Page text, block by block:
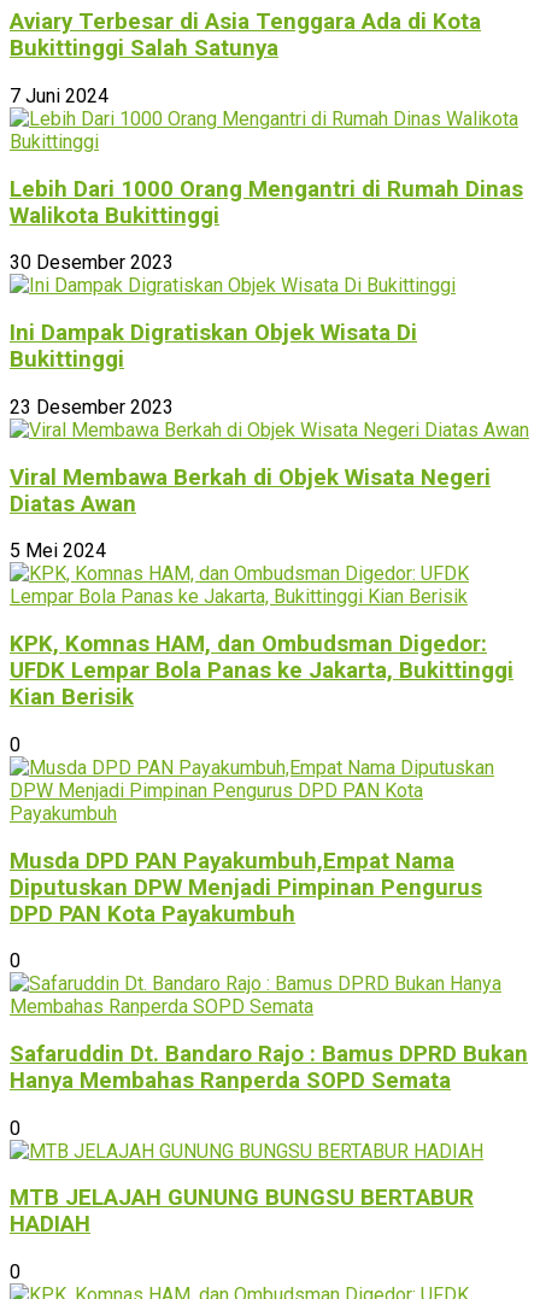
Aviary Terbesar di Asia Tenggara Ada di Kota
Bukittinggi Salah Satunya
7 Juni 2024
Lebih Dari 1000 Orang Mengantri di Rumah Dinas
Walikota Bukittinggi
30 Desember 2023
Ini Dampak Digratiskan Objek Wisata Di
Bukittinggi
23 Desember 2023
Viral Membawa Berkah di Objek Wisata Negeri
Diatas Awan
5 Mei 2024
KPK, Komnas HAM, dan Ombudsman Digedor:
UFDK Lempar Bola Panas ke Jakarta, Bukittinggi
Kian Berisik
0
Musda DPD PAN Payakumbuh,Empat Nama
Diputuskan DPW Menjadi Pimpinan Pengurus
DPD PAN Kota Payakumbuh
0
Safaruddin Dt. Bandaro Rajo : Bamus DPRD Bukan
Hanya Membahas Ranperda SOPD Semata
0
MTB JELAJAH GUNUNG BUNGSU BERTABUR
HADIAH
0